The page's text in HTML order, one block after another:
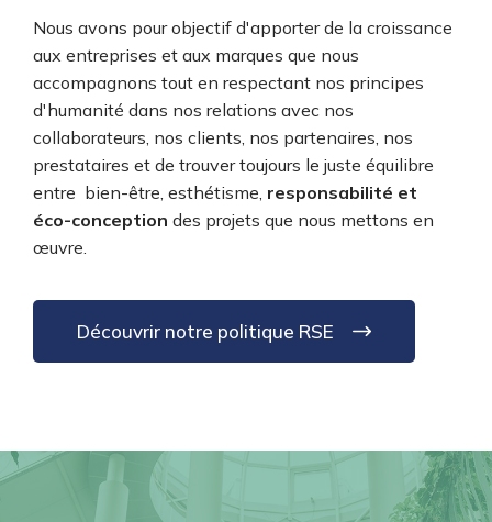
Nous avons pour objectif d'apporter de la croissance
aux entreprises et aux marques que nous
accompagnons tout en respectant nos principes
d'humanité dans nos relations avec nos
collaborateurs, nos clients, nos partenaires, nos
prestataires et de trouver toujours le juste équilibre
entre bien-être, esthétisme, responsabilité et
éco-conception des projets que nous mettons en
œuvre.
Découvrir notre politique RSE